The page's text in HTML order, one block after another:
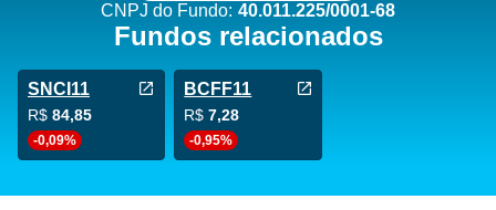
CNPJ do Fundo: 40.011.225/0001-68
Fundos relacionados
SNCI11
R$ 84,85
-0,09%
BCFF11
R$7,28
-0,95%